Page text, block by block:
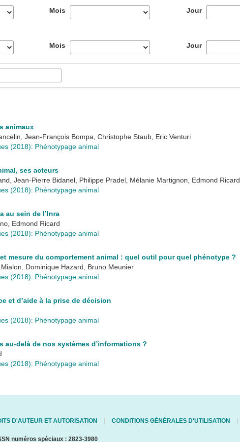
Mois Jour
Mois Jour
animaux
Jean-François Bompa, Christophe Staub, Eric Venturi
(2018): Phénotypage animal
ses acteurs
Jean-Pierre Bidanel, Philippe Pradel, Mélanie Martignon, Edmond Ricard
(2018): Phénotypage animal
au sein de l’Inra
Edmond Ricard
(2018): Phénotypage animal
mesure du comportement animal : quel outil pour quel phénotype ?
Dominique Hazard, Bruno Meunier
(2018): Phénotypage animal
et d’aide à la prise de décision
(2018): Phénotypage animal
au-delà de nos systèmes d’informations ?
(2018): Phénotypage animal
D'AUTEUR ET AUTORISATION CONDITIONS GÉNÉRALES D'UTILISATION
numéros spéciaux : 2823-3980